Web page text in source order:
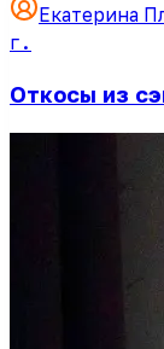
Екатерина
г.
Откосы из